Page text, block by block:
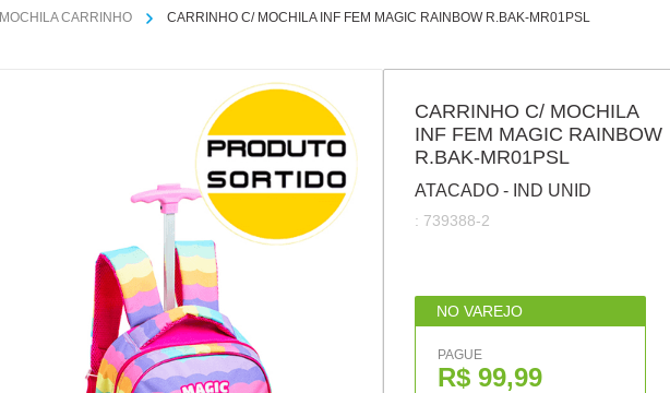
MOCHILA CARRINHO CARRINHO C/ MOCHILA INF FEM MAGIC RAINBOW R.BAK-MR01PSL
CARRINHO C/ MOCHILA
INF FEM MAGIC RAINBOW
R.BAK-MR01PSL
ATACADO - IND UNID
: 739388-2
NO VAREJO
PAGUE
R$ 99,99